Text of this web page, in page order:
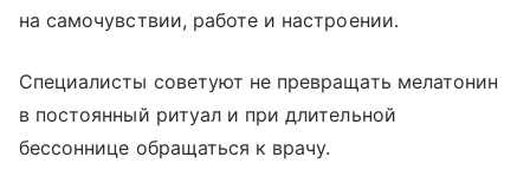
на самочувствии, работе и настроении.
Специалисты советуют не превращать мелатонин
в постоянный ритуал и при длительной
бессоннице обращаться к врачу.